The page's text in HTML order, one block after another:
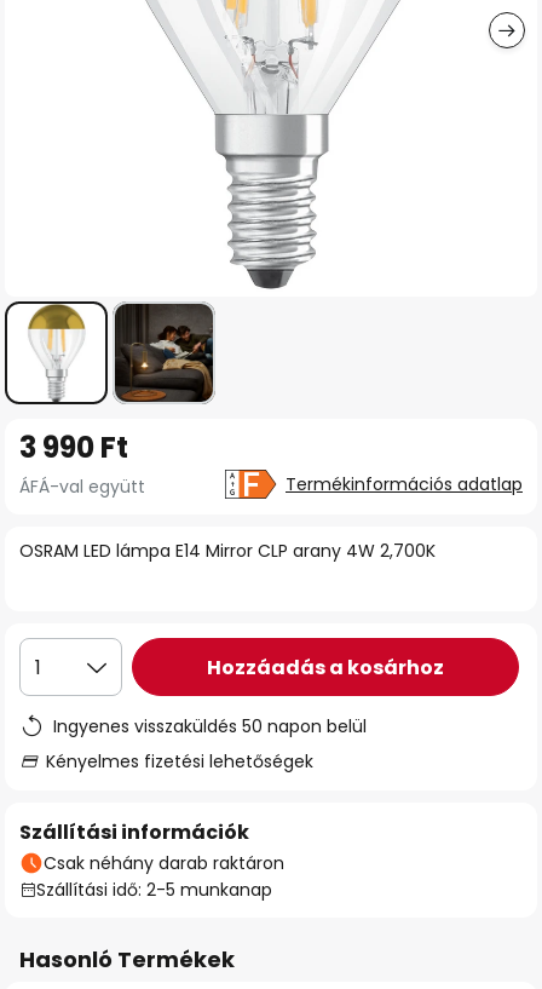
képgaléria
OSRAM LED lámpa E14 Mirror CLP arany 4W 2,700K
3 990 Ft
ÁFÁ-val együtt Termékinformációs adatlap
1 Hozzáadás a kosárhoz
Ingyenes visszaküldés 50 napon belül
Kényelmes fizetési lehetőségek
Szállítási információk
Csak néhány darab raktáron
Szállítási idő: 2-5 munkanap
Hasonló Termékek